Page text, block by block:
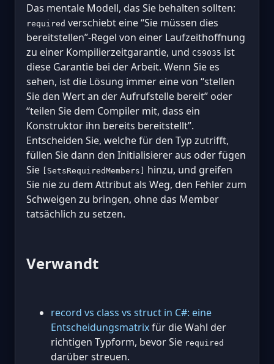
Das mentale Modell, das Sie behalten sollten:
required verschiebt eine “Sie müssen dies
bereitstellen”-Regel von einer Laufzeithoffnung
zu einer Kompilierzeitgarantie, und CS9035 ist
diese Garantie bei der Arbeit. Wenn Sie es
sehen, ist die Lösung immer eine von “stellen
Sie den Wert an der Aufrufstelle bereit” oder
“teilen Sie dem Compiler mit, dass ein
Konstruktor ihn bereits bereitstellt”.
Entscheiden Sie, welche für den Typ zutrifft,
füllen Sie dann den Initialisierer aus oder fügen
Sie
[SetsRequiredMembers]
hinzu, und greifen
Sie nie zu dem Attribut als Weg, den Fehler zum
Schweigen zu bringen, ohne das Member
tatsächlich zu setzen.
Verwandt
record vs class vs struct in C#: eine
Entscheidungsmatrixfür die Wahl der
richtigen Typform, bevor Sie required
darüber streuen.